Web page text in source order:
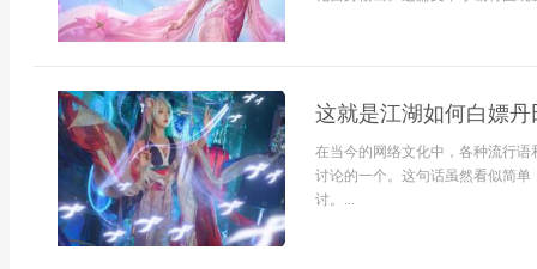
这就是江湖如何白嫖
在当今的网络文化中，各种流行
讨论的一个。这句话虽然看似简
讨。...